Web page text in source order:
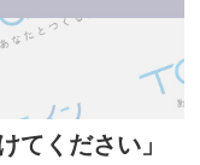
てください」